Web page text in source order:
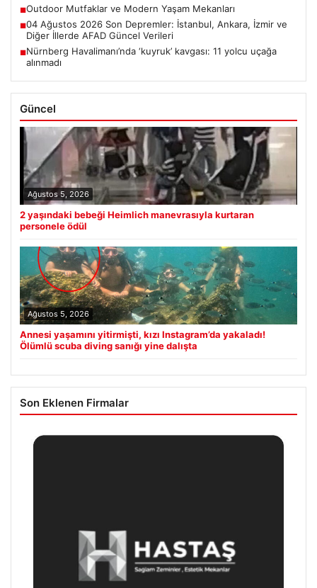
■Outdoor Mutfaklar ve Modern Yaşam Mekanları
■04 Ağustos 2026 Son Depremler: İstanbul, Ankara, İzmir ve
Diğer İllerde AFAD Güncel Verileri
■Nürnberg Havalimanı’nda ‘kuyruk’ kavgası: 11 yolcu uçağa
alınmadı
Güncel
Ağustos 5, 2026
2 yaşındaki bebeği Heimlich manevrasıyla kurtaran
personele ödül
Ağustos 5, 2026
Annesi yaşamını yitirmişti, kızı Instagram’da yakaladı!
Ölümlü scuba diving sanığı yine dalışta
Son Eklenen Firmalar